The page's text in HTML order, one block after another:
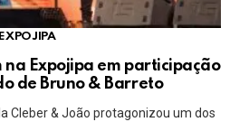
EXPOJIPA
na Expojipa em participação
de Bruno & Barreto
Cleber & João protagonizou um dos